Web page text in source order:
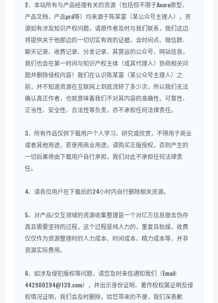
2、本站所有与产品经理有关的资源（包括但不限于Axure原型、
产品文档、产品prd等）均来源于陈某富（某公众号主理人），资
源如有涉及知识产权问题，请原作者及时与我们联系，我们这边
将提供关于他那边的一切切实有效的证据，含时间点、微信群、
聊天记录、收费记录、分发记录、其营运的公众号、网站信息，
我们也会在第一时间与知识产权主体（或其代理人）协商相关问
题并删除侵权内容！我们在认识陈某富（某公众号主理人）之
前，并不知道资源在互联网上到底流转了多少次，所以我们无法
确认真正作者，也就意味着我们不对其内容的准确性、可靠性、
正当性、安全性、合法性等负责，亦不承担任何法律责任。
3、所有作品仅供下载用户个人学习、研究或欣赏，不得用于商业
或者其他用途，若使用商业用途，请购买正版授权，否则产生的
一切后果将由下载用户自行承担，我们对此不承担任何法律责
任。
4、请各位用户在下载后的24小时内自行删除相关资源。
5、对产品/交互领域的资源收集整理是一个对亿万信息做去伪存
真且需要坚持的过程，这个过程是纯人力的，重复且枯燥，收费
仅仅作为资源整理时的人力成本、时间成本、精力成本等，并非
资源实际费用。
6、如涉及侵犯版权等问题，请您及时来信通知我们（Email:
442900294@139.com），并出示身份证明、著作权权属证明及侵
权情况证明，我们会及时删除，给您带来的不便，我们深表歉